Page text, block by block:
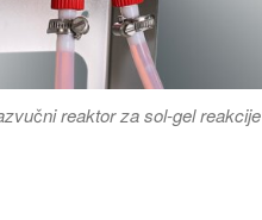
reaktor za sol-gel reakcije